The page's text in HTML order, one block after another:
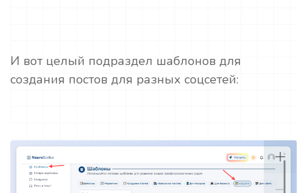
И вот целый подраздел шаблонов для
создания постов для разных соцсетей: